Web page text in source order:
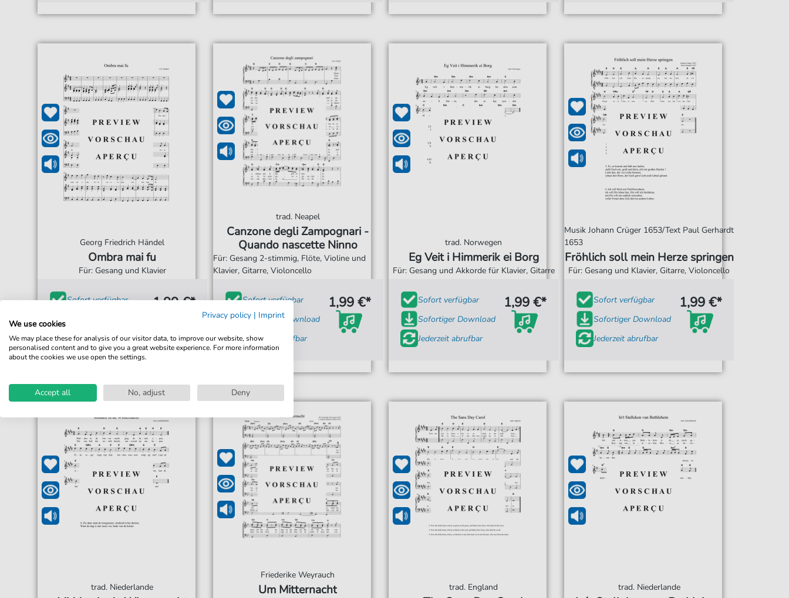
Georg Friedrich Händel
Ombra mai fu
Für: Gesang und Klavier
Sofort verfügbar
Jederzeit abrufbar
1,99 €*
trad. Neapel
Canzone degli Zampognari -
Quando nascette Ninno
Für: Gesang 2-stimmig, Flöte, Violine und
Klavier, Gitarre, Violoncello
Sofort verfügbar
Sofortiger Download
Jederzeit abrufbar
1,99 €*
trad. Norwegen
Eg Veit i Himmerik ei Borg
Für: Gesang und Akkorde für Klavier, Gitarre
Sofort verfügbar
Sofortiger Download
Jederzeit abrufbar
1,99 €*
Musik Johann Crüger 1653/Text Paul Gerhardt
1653
Fröhlich soll mein Herze springen
Für: Gesang und Klavier, Gitarre, Violoncello
Sofort verfügbar
Sofortiger Download
Jederzeit abrufbar
1,99 €*
trad. Niederlande
Friederike Weyrauch
Um Mitternacht trad. England trad. Niederlande
Privacy policy | Imprint
We use cookies
We may place these for analysis of our visitor data, to improve our website, show
personalised content and to give you a great website experience. For more information
about the cookies we use open the settings.
Accept all No, adjust Deny